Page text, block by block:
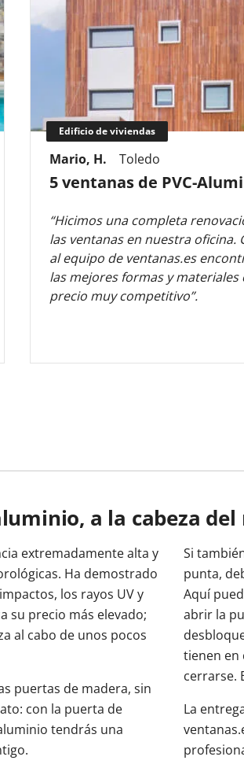
Edificio de viviendas
Mario, H. Toledo
5 ventanas de PVC-
“Hicimos una completa
las ventanas en nuestra oficina.
al equipo de ventanas.es
las mejores formas y materiales
precio muy competitivo”.
a la cabeza
extremadamente alta y
Ha demostrado
los rayos UV y
su precio más elevado;
al cabo de unos pocos
puertas de madera, sin
con la puerta de
tendrás una
Si
punta,
Aquí
abrir la
tienen en
cerrarse.
La